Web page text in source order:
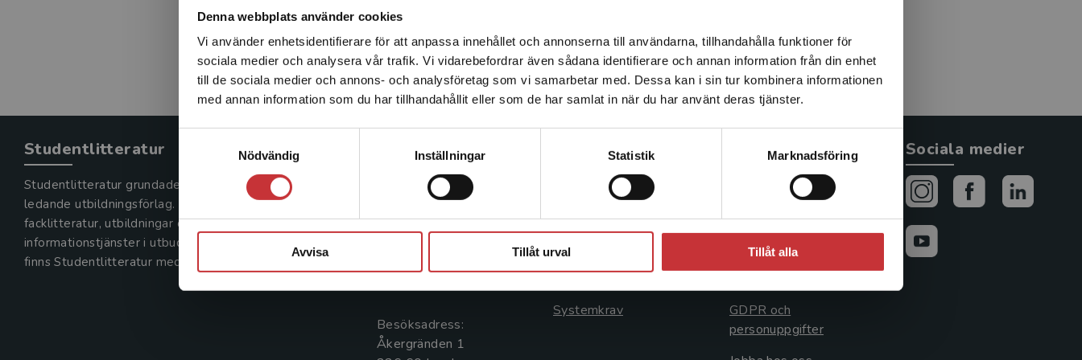
Denna webbplats använder cookies
Vi använder enhetsidentifierare för att anpassa innehållet och annonserna till användarna, tillhandahålla funktioner för
sociala medier och analysera vår trafik. Vi vidarebefordrar även sådana identifierare och annan information från din enhet
till de sociala medier och annons- och analysföretag som vi samarbetar med. Dessa kan i sin tur kombinera informationen
med annan information som du har tillhandahållit eller som de har samlat in när du har använt deras tjänster.
Nödvändig
Inställningar Statistik Marknadsföring
Avvisa Tillåt urval Tillåt alla
Det verkar som att du besöker studentlitteratur.se via en
enhet utanför Sverige. Vi erbjuder inte leveranser utanför
Sverige. För att kunna slutföra ett köp måste
leveransadressen vara i Sverige.Läs mer
Studentlitteratur
Studentlitteratur grundades 1963 och är idag Sveriges
ledande utbildningsförlag. Med läromedel, kurslitteratur,
facklitteratur, utbildningar och digitala
informationstjänster i utbudet,
finns Studentlitteratur med längs hela kunskapsresan.
Kontakta oss
Kontakta oss
046-31 20 00
Box 141
221 00 Lund
Besöksadress:
Åkergränden 1
Kundservice
Kontakta kundservice
046-31 21 00
Frågor och svar
Systemkrav
Allmänna länkar
Avtal och rättigheter
Cookies
GDPR och
personuppgifter
Sociala medier